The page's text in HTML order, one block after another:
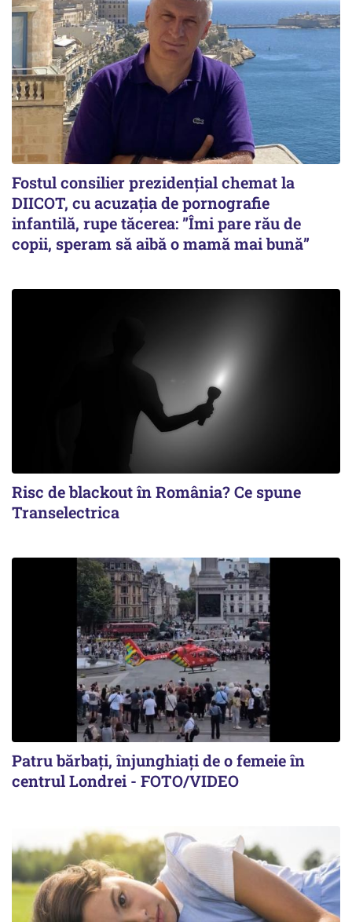
Fostul consilier prezidențial chemat la
DIICOT, cu acuzația de pornografie
infantilă, rupe tăcerea: ”Îmi pare rău de
copii, speram să aibă o mamă mai bună”
Risc de blackout în România? Ce spune
Transelectrica
Patru bărbați, înjunghiați de o femeie în
centrul Londrei - FOTO/VIDEO